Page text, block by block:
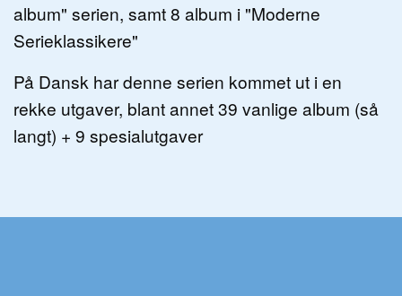
album" serien, samt 8 album i "Moderne
Serieklassikere"
På Dansk har denne serien kommet ut i en
rekke utgaver, blant annet 39 vanlige album (så
langt) + 9 spesialutgaver